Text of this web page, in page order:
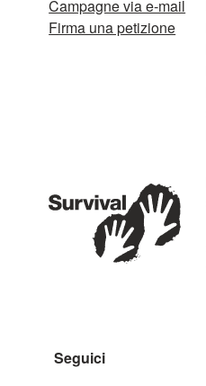
Campagne via e-mail
Firma una petizione
Seguici